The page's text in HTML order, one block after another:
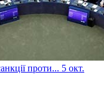
проти... 5 окт.